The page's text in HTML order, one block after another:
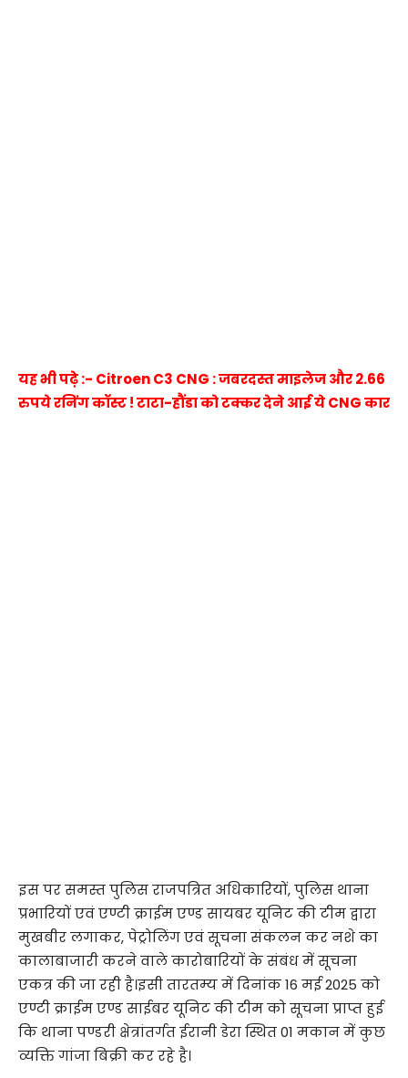
यह भी पढ़े :- Citroen C3 CNG : जबरदस्त माइलेज और 2.66
रुपये रनिंग कॉस्ट ! टाटा-हौंडा को टक्कर देने आई ये CNG कार
इस पर समस्त पुलिस राजपत्रित अधिकारियों, पुलिस थाना
प्रभारियों एवं एण्टी क्राईम एण्ड सायबर यूनिट की टीम द्वारा
मुखबीर लगाकर, पेट्रोलिंग एवं सूचना संकलन कर नशे का
कालाबाजारी करने वाले कारोबारियों के संबंध में सूचना
एकत्र की जा रही है।इसी तारतम्य में दिनांक 16 मई 2025 को
एण्टी क्राईम एण्ड साईबर यूनिट की टीम को सूचना प्राप्त हुई
कि थाना पण्डरी क्षेत्रांतर्गत ईरानी डेरा स्थित 01 मकान में कुछ
व्यक्ति गांजा बिक्री कर रहे है।